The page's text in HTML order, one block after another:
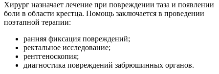
Хирург назначает лечение при повреждении таза и появлении
боли в области крестца. Помощь заключается в проведении
поэтапной терапии:
ранняя фиксация повреждений;
ректальное исследование;
рентгеноскопия;
диагностика повреждений забрюшинных органов.